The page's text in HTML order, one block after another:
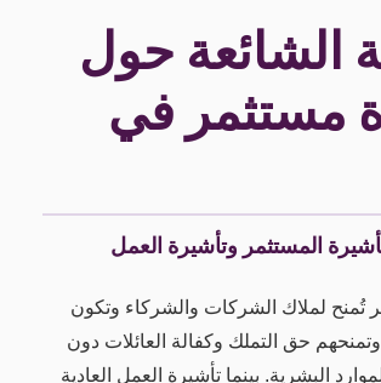
الشائعة حول
مستثمر في
المستثمر وتأشيرة العمل
تُمنح لملاك الشركات والشركاء وتكون
وتمنحهم حق التملك وكفالة العائلات دون
البشرية. بينما تأشيرة العمل العادية